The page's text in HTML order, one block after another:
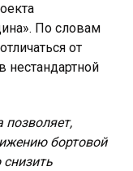
По словам
от
нестандартной
бортовой